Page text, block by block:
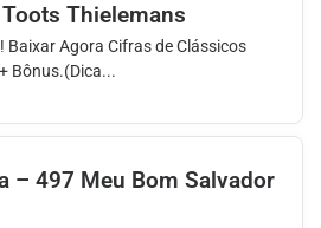
Thielemans
Baixar Agora Cifras de Clássicos
Bônus.(Dica...
– 497 Meu Bom Salvador